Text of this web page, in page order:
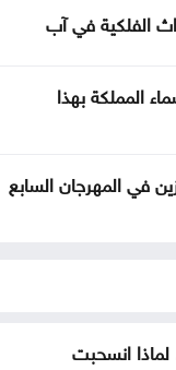
الفلكية في آب
المملكة بهذا
في المهرجان السابع
انسحبت